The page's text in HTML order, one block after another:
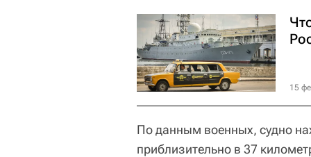
15
По данным военных, судно
приблизительно в 37